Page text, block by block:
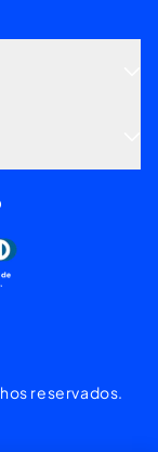
reservados.